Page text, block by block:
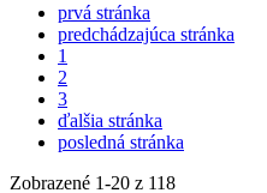
prvá stránka
predchádzajúca stránka
1
2
3
ďalšia stránka
posledná stránka
Zobrazené 1-20 z 118